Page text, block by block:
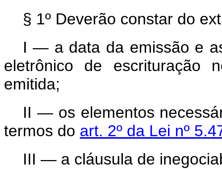
§ 1º Deverão constar do
I — a data da emissão e
eletrônico de escrituração
emitida;
II — os elementos
termos do art. 2º da Lei nº
III — a cláusula de